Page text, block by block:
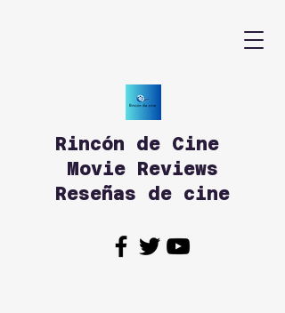
Rincón de Cine
Movie Reviews
Reseñas de cine